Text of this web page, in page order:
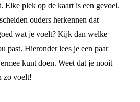
Elke plek op de kaart is een gevoel.
ouders herkennen dat
wat je voelt? Kijk dan welke
past. Hieronder lees je een paar
kunt doen. Weet dat je nooit
zo voelt!